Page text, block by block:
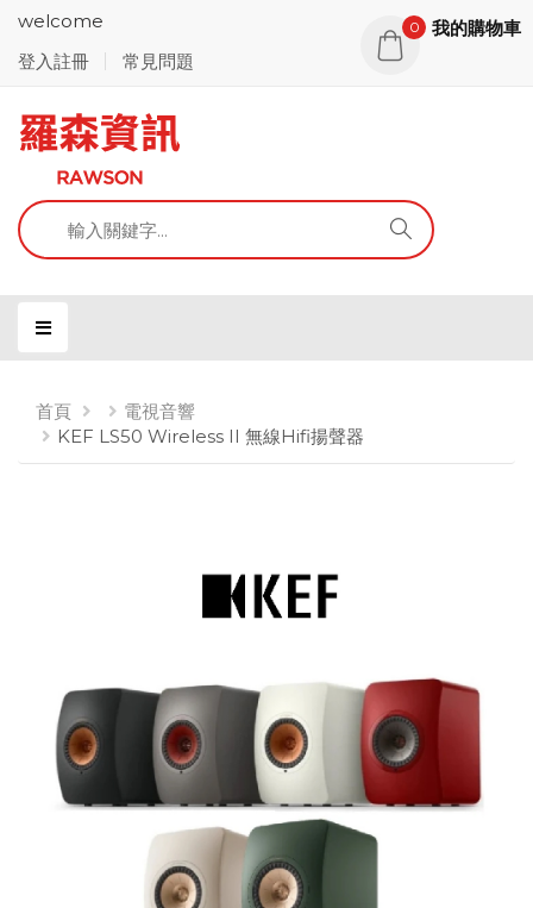
welcome
登入註冊
常見問題
0 我的購物車
首頁
電視音響
KEF LS50 Wireless II 無線Hifi揚聲器